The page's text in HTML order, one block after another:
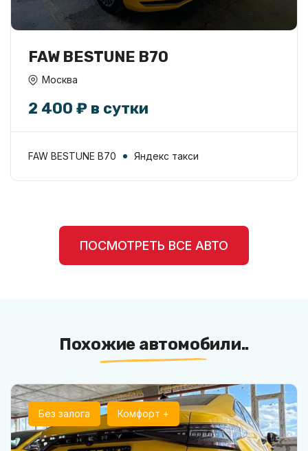
FAW BESTUNE B70
Москва
2 400 ₽ в сутки
FAW BESTUNE B70 Яндекс такси
ПОСМОТРЕТЬ ВСЕ АВТО
Похожие автомобили..
Без залога Комфорт +